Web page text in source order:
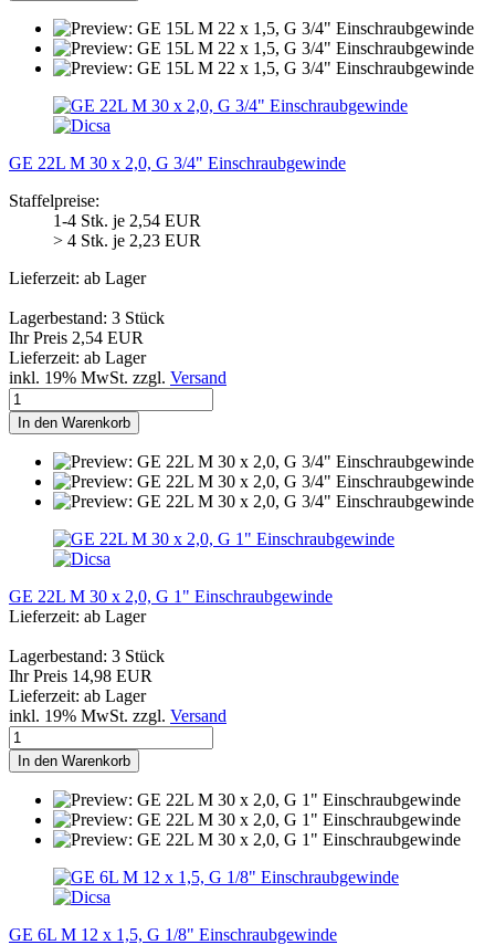
GE 22L M 30 x 2,0, G 3/4" Einschraubgewinde
Staffelpreise:
1-4 Stk. je 2,54 EUR
> 4 Stk. je 2,23 EUR
Lieferzeit: ab Lager
Lagerbestand: 3 Stück
Ihr Preis 2,54 EUR
Lieferzeit: ab Lager
inkl. 19% MwSt. zzgl. Versand
In den Warenkorb
GE 22L M 30 x 2,0, G 1" Einschraubgewinde
Lieferzeit: ab Lager
Lagerbestand: 3 Stück
Ihr Preis 14,98 EUR
Lieferzeit: ab Lager
inkl. 19% MwSt. zzgl. Versand
In den Warenkorb
GE 6L M 12 x 1,5, G 1/8" Einschraubgewinde